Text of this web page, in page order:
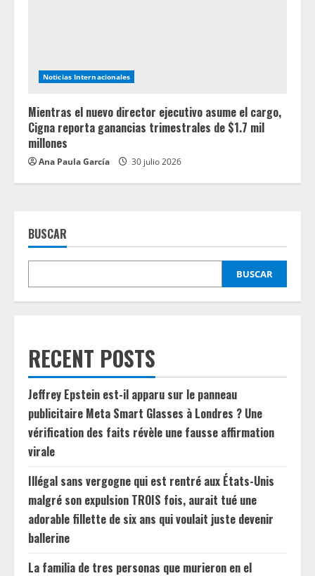
Noticias Internacionales
Mientras el nuevo director ejecutivo asume el cargo,
Cigna reporta ganancias trimestrales de $1.7 mil
millones
Ana Paula García 30 julio 2026
BUSCAR
BUSCAR
RECENT POSTS
Jeffrey Epstein est-il apparu sur le panneau
publicitaire Meta Smart Glasses à Londres ? Une
vérification des faits révèle une fausse affirmation
virale
Illégal sans vergogne qui est rentré aux États-Unis
malgré son expulsion TROIS fois, aurait tué une
adorable fillette de six ans qui voulait juste devenir
ballerine
La familia de tres personas que murieron en el